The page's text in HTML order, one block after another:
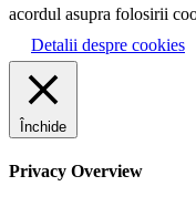
acordul asupra folosirii
Detalii despre cookies
Închide
Privacy Overview